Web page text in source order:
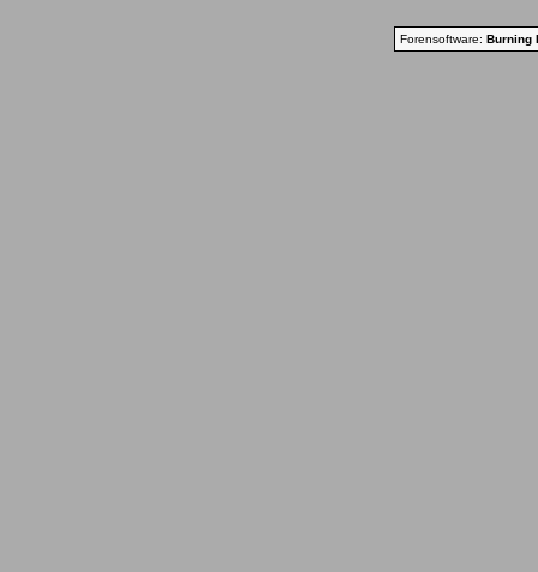
Forensoftware: Burning